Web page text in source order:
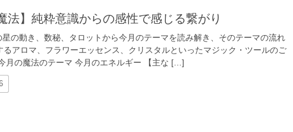
法】純粋意識からの感性で感じる繋がり
の動き、数秘、タロットから今月のテーマを読み解き、そのテーマの流れ
るアロマ、フラワーエッセンス、クリスタルといったマジック・ツールのご
月の魔法のテーマ 今月のエネルギー 【主な […]